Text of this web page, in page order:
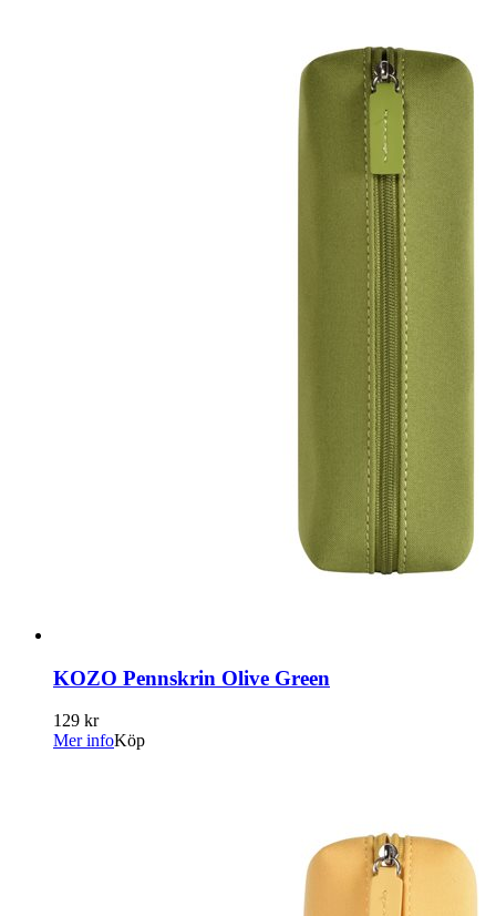
KOZO Pennskrin Olive Green
129 kr
Mer infoKöp